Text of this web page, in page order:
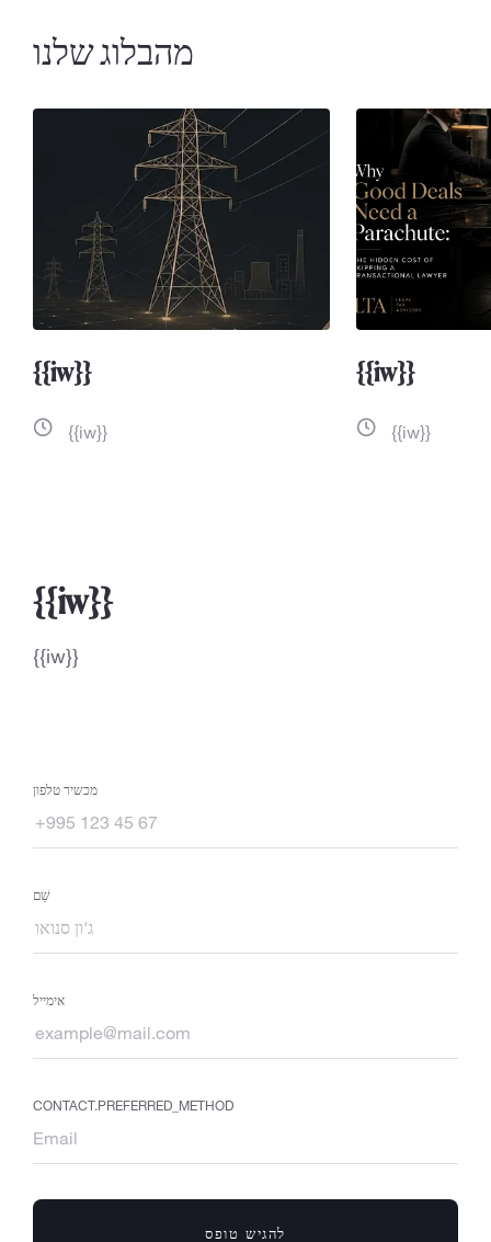
מהבלוג שלנו
{{iw}}
{{iw}}
{{iw}}
{{iw}}
{{iw}}
{{iw}}
מכשיר טלפון
שֵׁם
אימייל
CONTACT.PREFERRED_METHOD
להגיש טופס